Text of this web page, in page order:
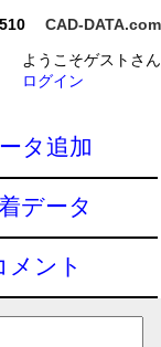
CAD-DATA.com
ようこそゲストさん
ログイン
タ追加
データ
メント